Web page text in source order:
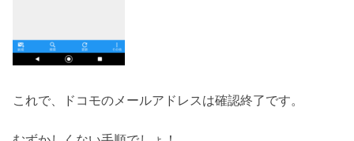
これで、ドコモのメールアドレスは確認終了です。